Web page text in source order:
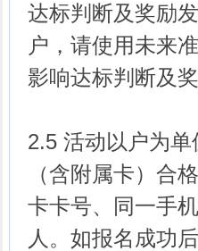
达标判断及奖励
户，请使用未来
影响达标判断及奖
2.5 活动以户为
（含附属卡）合
卡卡号、同一手
人。如报名成功